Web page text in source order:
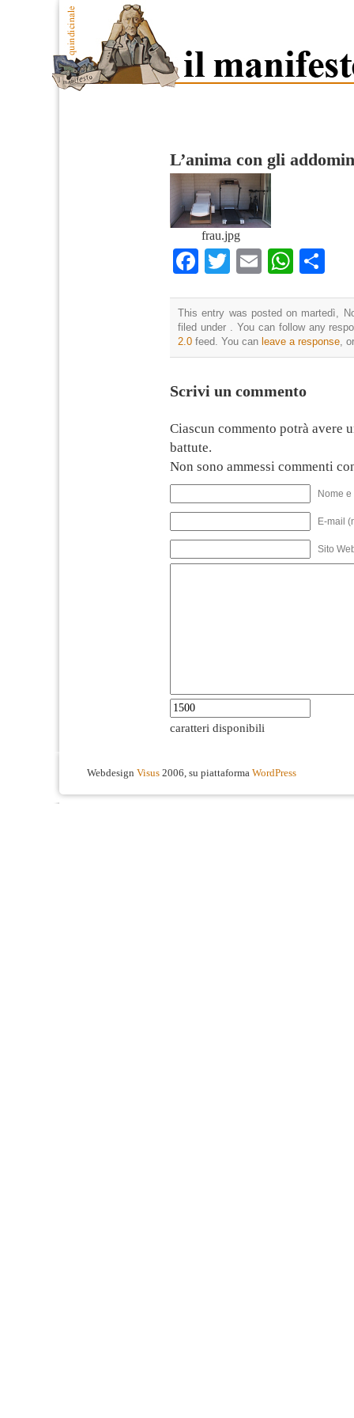
L’anima con gli
frau.jpg
Facebook
TwitterEmail
This entry was posted on martedì,
filed under . You can follow any
2.0 feed. You can leave a response ,
Scrivi un commento
Ciascun commento potrà avere
battute.
Non sono ammessi commenti
Nome
E-mail
Sito
caratteri disponibili
Webdesign Visus 2006, su piattaforma WordPress